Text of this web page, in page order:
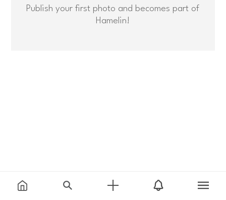
Publish your first photo and becomes part of
Hamelin!